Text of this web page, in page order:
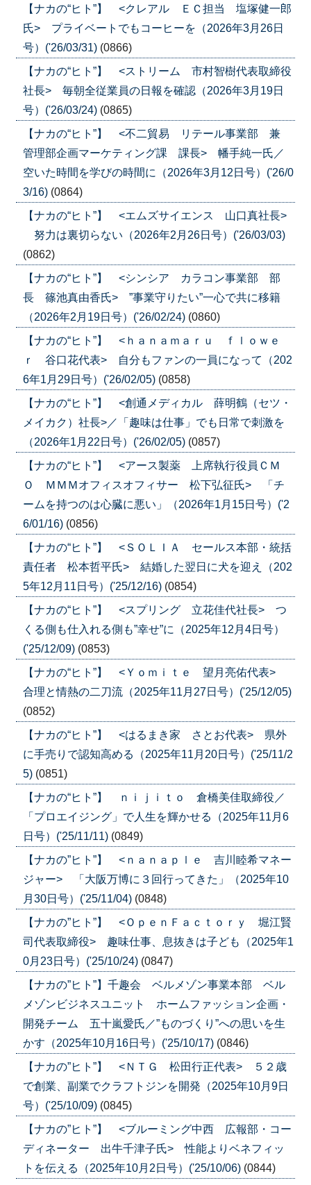
【ナカの“ヒト”】 <クレアル ＥＣ担当 塩塚健一郎
氏> プライベートでもコーヒーを（2026年3月26日
号）('26/03/31) (0866)
【ナカの“ヒト”】 <ストリーム 市村智樹代表取締役
社長> 毎朝全従業員の日報を確認（2026年3月19日
号）('26/03/24) (0865)
【ナカの“ヒト”】 <不二貿易 リテール事業部 兼
管理部企画マーケティング課 課長> 幡手純一氏／
空いた時間を学びの時間に（2026年3月12日号）('26/0
3/16) (0864)
【ナカの“ヒト”】 <エムズサイエンス 山口真社長>
努力は裏切らない（2026年2月26日号）('26/03/03)
(0862)
【ナカの“ヒト”】 <シンシア カラコン事業部 部
長 篠池真由香氏> ”事業守りたい”一心で共に移籍
（2026年2月19日号）('26/02/24) (0860)
【ナカの“ヒト”】 <ｈａｎａｍａｒｕ ｆｌｏｗｅ
ｒ 谷口花代表> 自分もファンの一員になって（202
6年1月29日号）('26/02/05) (0858)
【ナカの“ヒト”】 <創通メディカル 薛明鶴（セツ・
メイカク）社長>／「趣味は仕事」でも日常で刺激を
（2026年1月22日号）('26/02/05) (0857)
【ナカの“ヒト”】 <アース製薬 上席執行役員ＣＭ
Ｏ ＭＭＭオフィスオフィサー 松下弘征氏> 「チ
ームを持つのは心臓に悪い」（2026年1月15日号）('2
6/01/16) (0856)
【ナカの“ヒト”】 <ＳＯＬＩＡ セールス本部・統括
責任者 松本哲平氏> 結婚した翌日に犬を迎え（202
5年12月11日号）('25/12/16) (0854)
【ナカの“ヒト”】 <スプリング 立花佳代社長> つ
くる側も仕入れる側も”幸せ”に（2025年12月4日号）
('25/12/09) (0853)
【ナカの“ヒト”】 <Ｙｏｍｉｔｅ 望月亮佑代表>
合理と情熱の二刀流（2025年11月27日号）('25/12/05)
(0852)
【ナカの“ヒト”】 <はるまき家 さとお代表> 県外
に手売りで認知高める（2025年11月20日号）('25/11/2
5) (0851)
【ナカの“ヒト”】 ｎｉｊｉｔｏ 倉橋美佳取締役／
「プロエイジング」で人生を輝かせる（2025年11月6
日号）('25/11/11) (0849)
【ナカの”ヒト”】 <ｎａｎａｐｌｅ 吉川睦希マネー
ジャー> 「大阪万博に３回行ってきた」（2025年10
月30日号）('25/11/04) (0848)
【ナカの”ヒト”】 <ＯｐｅｎＦａｃｔｏｒｙ 堀江賢
司代表取締役> 趣味仕事、息抜きは子ども（2025年1
0月23日号）('25/10/24) (0847)
【ナカの”ヒト”】千趣会 ベルメゾン事業本部 ベル
メゾンビジネスユニット ホームファッション企画・
開発チーム 五十嵐愛氏／”ものづくり”への思いを生
かす（2025年10月16日号）('25/10/17) (0846)
【ナカの”ヒト”】 <ＮＴＧ 松田行正代表> ５２歳
で創業、副業でクラフトジンを開発（2025年10月9日
号）('25/10/09) (0845)
【ナカの”ヒト”】 <ブルーミング中西 広報部・コー
ディネーター 出牛千津子氏> 性能よりベネフィッ
トを伝える（2025年10月2日号）('25/10/06) (0844)